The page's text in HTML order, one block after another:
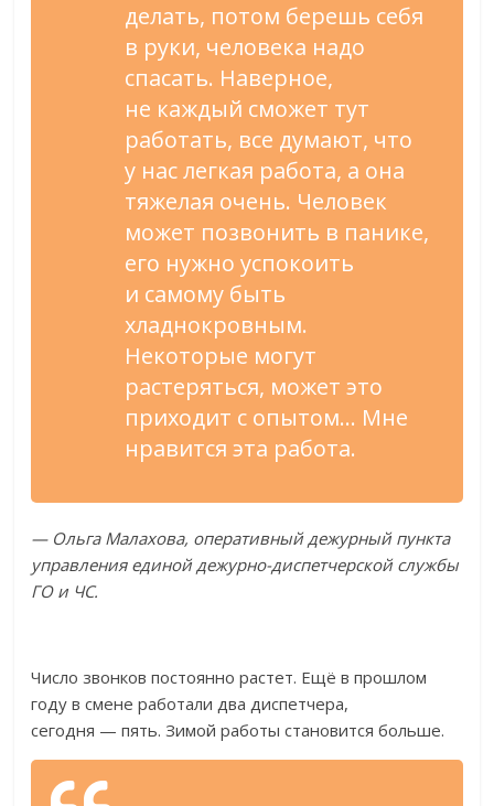
делать, потом берешь себя
в руки, человека надо
спасать. Наверное,
не каждый сможет тут
работать, все думают, что
у нас легкая работа, а она
тяжелая очень. Человек
может позвонить в панике,
его нужно успокоить
и самому быть
хладнокровным.
Некоторые могут
растеряться, может это
приходит с опытом… Мне
нравится эта работа.
— Ольга Малахова, оперативный дежурный пункта
управления единойдежурно-диспетчерской службы
ГО и ЧС.
Число звонков постоянно растет. Ещё в прошлом
году в смене работали два диспетчера,
сегодня — пять. Зимой работы становится больше.